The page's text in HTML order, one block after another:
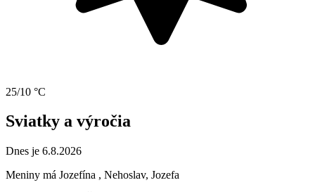
25/10 °C
Sviatky a výročia
Dnes je 6.8.2026
Meniny má Jozefína , Nehoslav, Jozefa